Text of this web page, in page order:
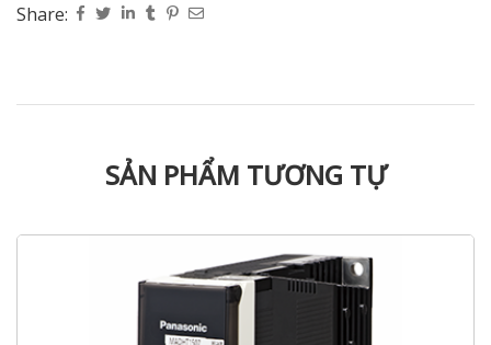
Share:
SẢN PHẨM TƯƠNG TỰ